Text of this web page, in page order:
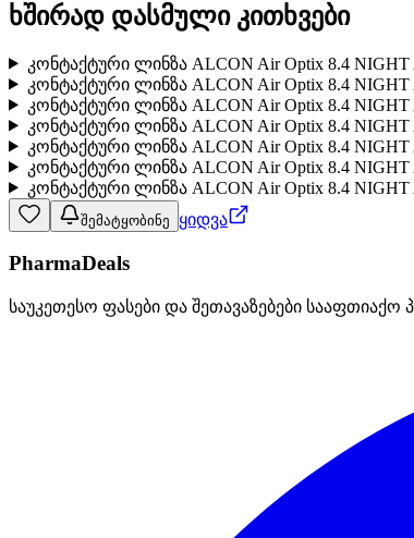
ხშირად დასმული კითხვები
კონტაქტური ლინზა ALCON Air Optix 8.4
კონტაქტური ლინზა ALCON Air Optix 8.4
კონტაქტური ლინზა ALCON Air Optix 8.4
კონტაქტური ლინზა ALCON Air Optix 8.4
კონტაქტური ლინზა ALCON Air Optix 8.4
კონტაქტური ლინზა ALCON Air Optix 8.4
კონტაქტური ლინზა ALCON Air Optix 8.4
შემატყობინე ყიდვა
PharmaDeals
საუკეთესო ფასები და შეთავაზებები